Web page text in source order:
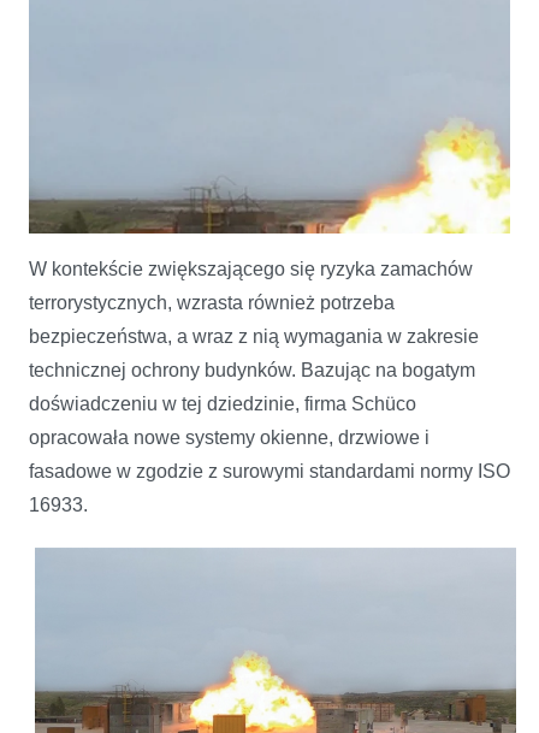
Niezniszczalne systemy Schüco XR
W kontekście zwiększającego się ryzyka zamachów
terrorystycznych, wzrasta również potrzeba
bezpieczeństwa, a wraz z nią wymagania w zakresie
technicznej ochrony budynków. Bazując na bogatym
doświadczeniu w tej dziedzinie, firma Schüco
opracowała nowe systemy okienne, drzwiowe i
fasadowe w zgodzie z surowymi standardami normy ISO
16933.